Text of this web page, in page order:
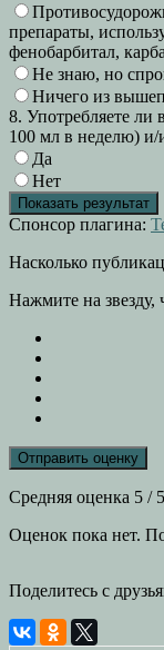
препараты,
фенобарбитал,
Не знаю, но
Ничего из
8. Употребляете ли
100 мл в неделю) и/
Да
Нет
Спонсор плагина:
Насколько
Нажмите на звезду,
Отправить оценку
Средняя оценка 5 /
Оценок пока нет.
Поделитесь с